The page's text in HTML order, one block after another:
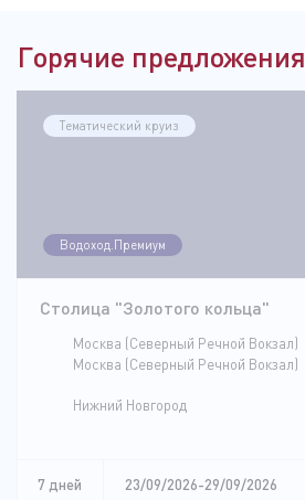
Горячие предложения
Тематический круиз
Водоход.Премиум
Столица "Золотого кольца"
Москва (Северный Речной Вокзал)
Москва (Северный Речной Вокзал)
Нижний Новгород
7 дней 23/09/2026-29/09/2026